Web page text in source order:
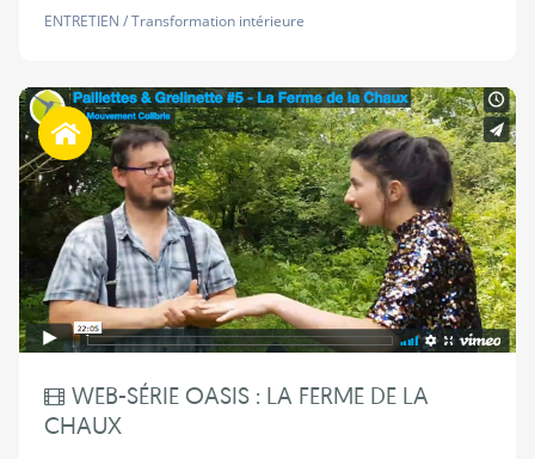
ENTRETIEN /Transformation intérieure
Habiter autrement
WEB-SÉRIE OASIS : LA FERME DE LA
CHAUX